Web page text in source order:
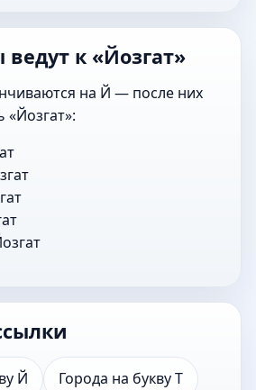
к «Йозгат»
на Й — после них
«Йозгат»:
Й Города на букву Т